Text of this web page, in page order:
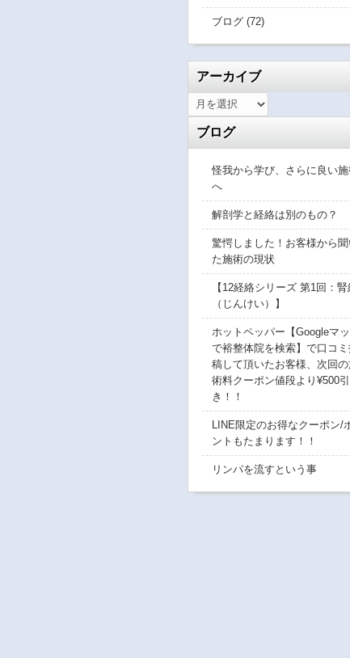
ブログ (72)
アーカイブ
ブログ
怪我から学び、さらに良い
へ
解剖学と経絡は別のもの？
驚愕しました！お客様から
た施術の現状
【12経絡シリーズ 第1回：腎
（じんけい）】
ホットペッパー【Googleマ
で裕整体院を検索】で口コ
稿して頂いたお客様、次回
術料クーポン値段より¥500引
き！！
LINE限定のお得なクーポン/
ントもたまります！！
リンパを流すという事